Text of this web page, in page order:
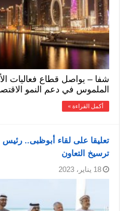
شفا – يواصل قطاع فعاليات
الملموس في دعم النمو
أكمل القراءة »
تعليقا على لقاء أبوظبى..
ترسيخ التعاون
18 يناير، 2023